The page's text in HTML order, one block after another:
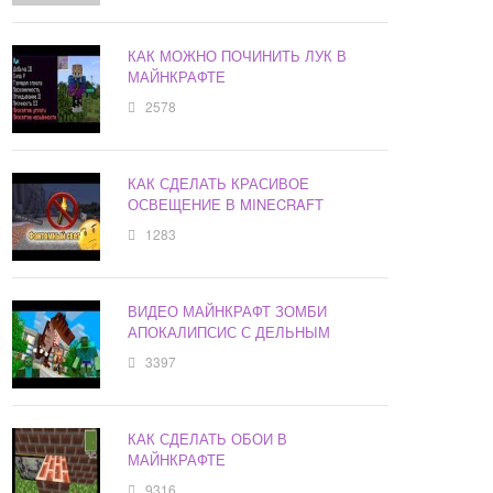
КАК МОЖНО ПОЧИНИТЬ ЛУК В
МАЙНКРАФТЕ
2578
КАК СДЕЛАТЬ КРАСИВОЕ
ОСВЕЩЕНИЕ В MINECRAFT
1283
ВИДЕО МАЙНКРАФТ ЗОМБИ
АПОКАЛИПСИС С ДЕЛЬНЫМ
3397
КАК СДЕЛАТЬ ОБОИ В
МАЙНКРАФТЕ